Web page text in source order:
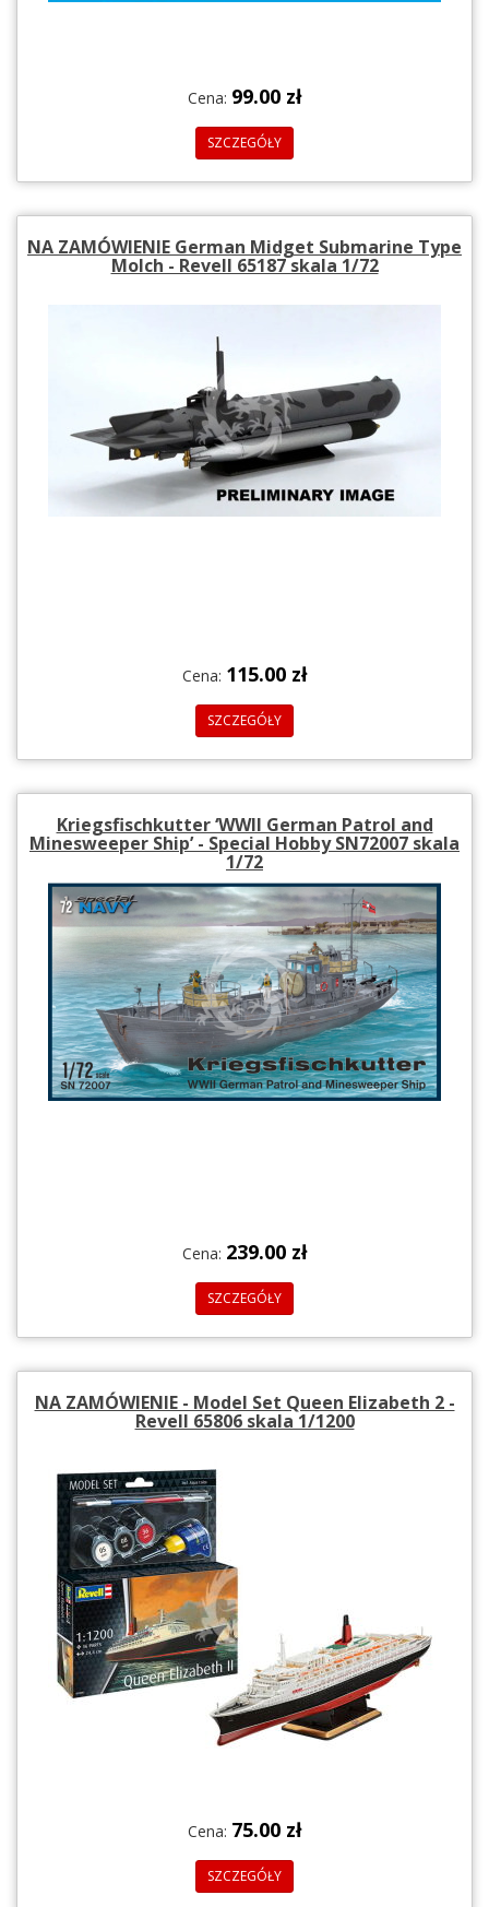
Cena: 99.00 zł
SZCZEGÓŁY
NA ZAMÓWIENIE German Midget Submarine Type
Molch - Revell 65187 skala 1/72
Cena: 115.00 zł
SZCZEGÓŁY
Kriegsfischkutter ‘WWII German Patrol and
Minesweeper Ship’ - Special Hobby SN72007 skala
1/72
Cena: 239.00 zł
SZCZEGÓŁY
NA ZAMÓWIENIE - Model Set Queen Elizabeth 2 -
Revell 65806 skala 1/1200
Cena: 75.00 zł
SZCZEGÓŁY